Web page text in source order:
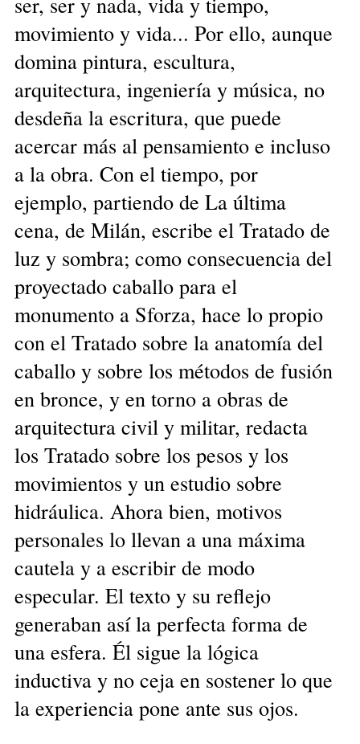
movimiento y vida... Por ello, aunque
domina pintura, escultura,
arquitectura, ingeniería y música, no
desdeña la escritura, que puede
acercar más al pensamiento e incluso
a la obra. Con el tiempo, por
ejemplo, partiendo de La última
cena, de Milán, escribe el Tratado de
luz y sombra; como consecuencia del
proyectado caballo para el
monumento a Sforza, hace lo propio
con el Tratado sobre la anatomía del
caballo y sobre los métodos de fusión
en bronce, y en torno a obras de
arquitectura civil y militar, redacta
los Tratado sobre los pesos y los
movimientos y un estudio sobre
hidráulica. Ahora bien, motivos
personales lo llevan a una máxima
cautela y a escribir de modo
especular. El texto y su reflejo
generaban así la perfecta forma de
una esfera. Él sigue la lógica
inductiva y no ceja en sostener lo que
la experiencia pone ante sus ojos.